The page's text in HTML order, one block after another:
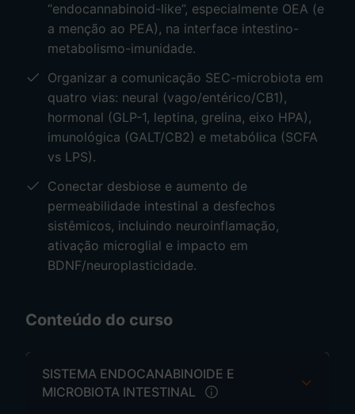
“endocannabinoid-like”, especialmente OEA (e
a menção ao PEA), na interface intestino-
metabolismo-imunidade.
Organizar a comunicação SEC-microbiota em
quatro vias: neural (vago/entérico/CB1),
hormonal (GLP-1, leptina, grelina, eixo HPA),
imunológica (GALT/CB2) e metabólica (SCFA
vs LPS).
Conectar desbiose e aumento de
permeabilidade intestinal a desfechos
sistêmicos, incluindo neuroinflamação,
ativação microglial e impacto em
BDNF/neuroplasticidade.
Conteúdo do curso
SISTEMA ENDOCANABINOIDE E
MICROBIOTA INTESTINAL